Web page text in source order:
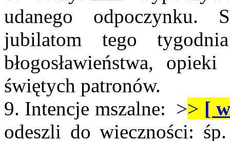
udanego odpoczynku.
jubilatom tego
błogosławieństwa,
świętych patronów.
9. Intencje mszalne: >> [
odeszli do wieczności: